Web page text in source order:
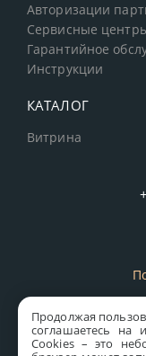
Продолжая
соглашаетесь на
Сookies – это
Авторизации
Сервисные
Гарантийное
Инструкции
КАТАЛОГ
Витрина